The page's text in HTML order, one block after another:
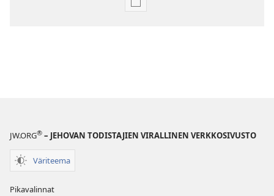
Julkaisujen
JW.ORG® – JEHOVAN TODISTAJIEN VIRALLINEN VERKKOSIVUSTO
Väriteema
Pikavalinnat